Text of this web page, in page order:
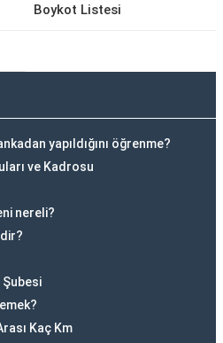
Boykot Listesi
yapıldığını öğrenme?
ve Kadrosu
nereli?
Şubesi
Kaç Km